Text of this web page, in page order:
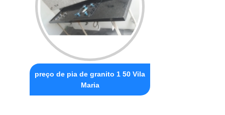
preço de pia de granito 1 50 Vila
Maria